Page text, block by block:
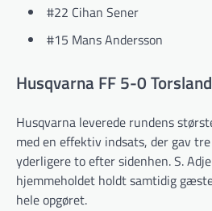
#22 Cihan Sener
#15 Mans Andersson
Husqvarna FF 5-0
Husqvarna leverede rundens
med en effektiv indsats, der gav
yderligere to efter sidenhen. S.
hjemmeholdet holdt samtidig
hele opgøret.